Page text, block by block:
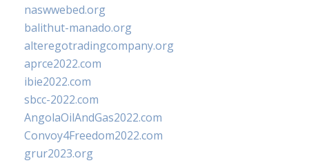
naswwebed.org
balithut-manado.org
alteregotradingcompany.org
aprce2022.com
ibie2022.com
sbcc-2022.com
AngolaOilAndGas2022.com
Convoy4Freedom2022.com
grur2023.org